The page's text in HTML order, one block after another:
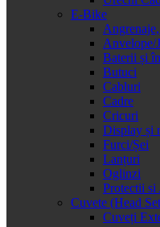
E-Bike
Anvelope/
Baterii și
Butuci
Cabluri
Cadre
Cricuri
Display și
Furci/Șei
Lanțuri
Oglinzi
Protectii si
Cuvete (Head
Cuveți